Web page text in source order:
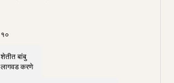
१०
शेतीत बांबु
लागवड करणे